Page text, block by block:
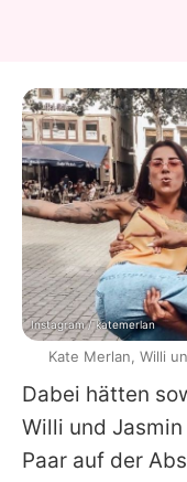
Dabei hätten
Willi und
Paar auf der
Instagram / katemerlan
Kate Merlan, Willi